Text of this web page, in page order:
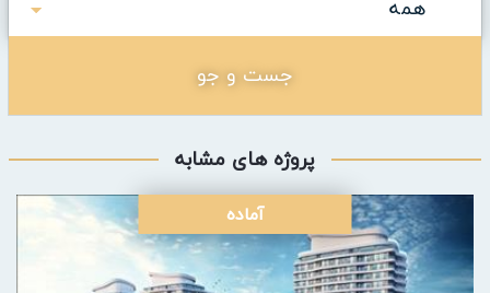
همه
جست و جو
پروژه های مشابه
آماده